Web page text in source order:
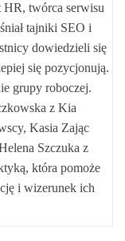
HR, twórca serwisu
tajniki SEO i
dowiedzieli się
się pozycjonują.
grupy roboczej.
z Kia
Kasia Zając
Szczuka z
która pomoże
i wizerunek ich